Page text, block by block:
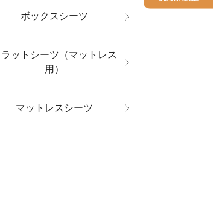
ボックスシーツ
ットシーツ（マットレス
用）
マットレスシーツ